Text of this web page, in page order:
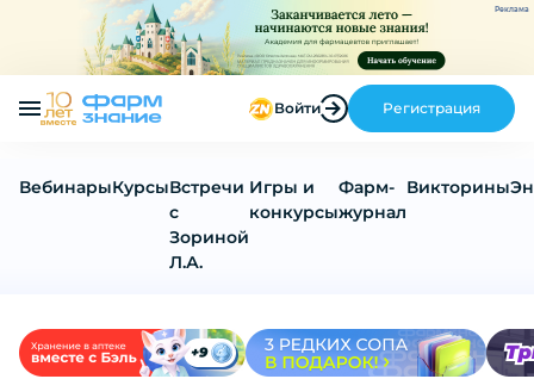
Реклама
Войти Регистрация
ВебинарыКурсыВстречи
с
Зориной
Л.А.
Игры и
конкурсы
Фарм-
журнал
Викторины